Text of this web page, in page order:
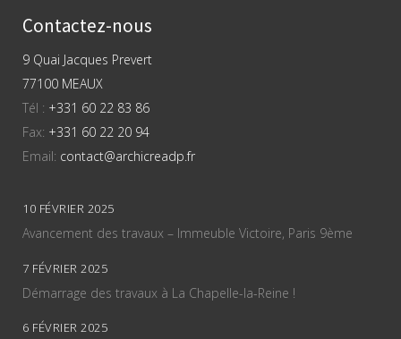
Contactez-nous
9 Quai Jacques Prevert
77100 MEAUX
Tél : +331 60 22 83 86
Fax: +331 60 22 20 94
Email: contact@archicreadp.fr
10 FÉVRIER 2025
Avancement des travaux – Immeuble Victoire, Paris 9ème
7 FÉVRIER 2025
Démarrage des travaux à La Chapelle-la-Reine !
6 FÉVRIER 2025